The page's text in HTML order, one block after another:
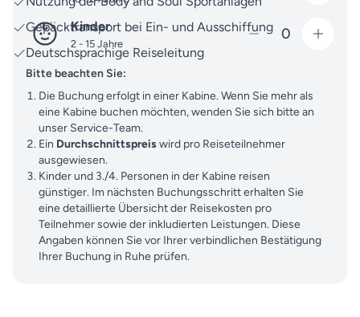
Gepäcktransport bei Ein- und Ausschiffung
Deutschsprachige Reiseleitung
Kinder
2 - 15 Jahre
0
Bitte beachten Sie:
Die Buchung erfolgt in einer Kabine. Wenn Sie mehr als
eine Kabine buchen möchten, wenden Sie sich bitte an
unser Service-Team.
Ein Durchschnittspreiswird pro Reiseteilnehmer
ausgewiesen.
Kinder und 3./4. Personen in der Kabine reisen
günstiger. Im nächsten Buchungsschritt erhalten Sie
eine detaillierte Übersicht der Reisekosten pro
Teilnehmer sowie der inkludierten Leistungen. Diese
Angaben können Sie vor Ihrer verbindlichen Bestätigung
Ihrer Buchung in Ruhe prüfen.